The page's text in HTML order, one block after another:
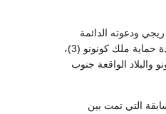
ودعوته الدائمة
للحكومة باعادة السيطرة على المنطقة دورا في الرجوع مرة ثانية اليها وفي عام 1868 وقع الملازم البحري الفرنسي جان باتيست ارنو معاهدة حماية ملك كونونو (3)،
والبلاد الواقعة جنوب
التي تمت بين